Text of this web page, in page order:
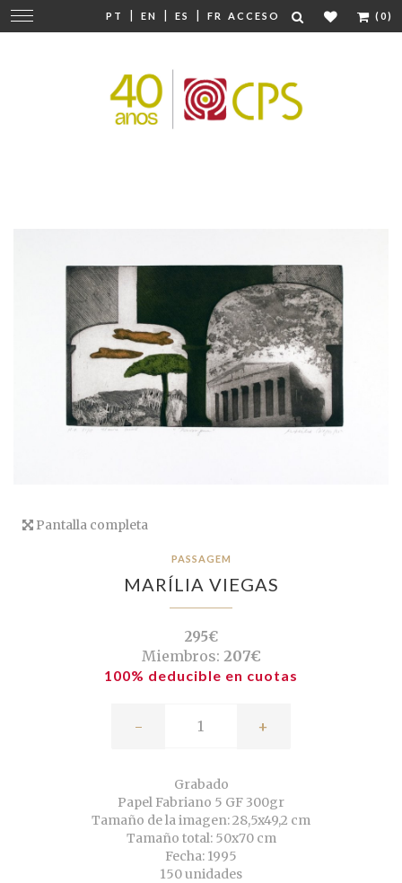
PT | EN | ES | FR ACCESO (0)
Cambiar
navegación
Pantalla completa
PASSAGEM
MARÍLIA VIEGAS
295€
Miembros: 207€
100% deducible en cuotas
- +
Grabado
Papel Fabriano 5 GF 300gr
Tamaño de la imagen: 28,5x49,2 cm
Tamaño total: 50x70 cm
Fecha: 1995
150 unidades